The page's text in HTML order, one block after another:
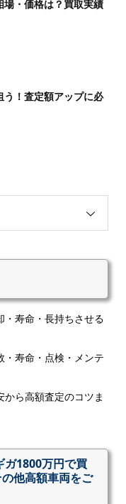
場・価格は？買取実績
う！査定額アップに必
・寿命・長持ちさせる
・寿命・点検・メンテ
から高額査定のコツま
ガ1800万円で買
他高額車両をご